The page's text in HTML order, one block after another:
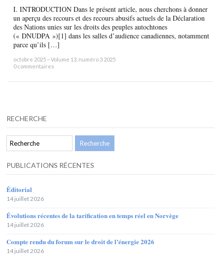
I. INTRODUCTION Dans le présent article, nous cherchons à donner
un aperçu des recours et des recours abusifs actuels de la Déclaration
des Nations unies sur les droits des peuples autochtones
(« DNUDPA »)[1] dans les salles d’audience canadiennes, notamment
parce qu’ils […]
octobre 2025 – Volume 13, numéro 3 2025
0 commentaires
RECHERCHE
PUBLICATIONS RÉCENTES
Éditorial
14 juillet 2026
Évolutions récentes de la tarification en temps réel en Norvège
14 juillet 2026
Compte rendu du forum sur le droit de l’énergie 2026
14 juillet 2026